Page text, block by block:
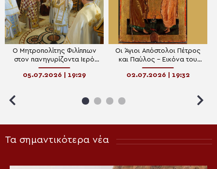
Ο Μητροπολίτης Φιλίππων
στον πανηγυρίζοντα Ιερό
Ναό Αγίων Αναργύρων στην
Ακρόπολη της
05.07.2026 | 19:29
Οι Άγιοι Απόστολοι Πέτρος
και Παύλος – Εικόνα του
18ου αιώνα από το Μουσείο
Βυζαντινού Πολιτισμού
02.07.2026 | 19:32
Τα σημαντικότερα νέα